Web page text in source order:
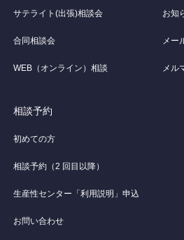
サテライト(出張)相談会
合同相談会
WEB（オンライン）相談
お知
メー
メル
相談予約
初めての方
相談予約（2 回目以降）
生産性センター「利用説明」申込
お問い合わせ